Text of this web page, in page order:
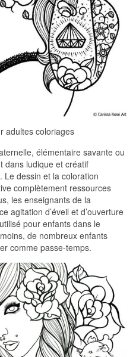
adultes coloriages
élémentaire savante ou
dans ludique et créatif
Le dessin et la coloration
complètement ressources
les enseignants de la
agitation d’éveil et d’ouverture
pour enfants dans le
de nombreux enfants
comme passe-temps.